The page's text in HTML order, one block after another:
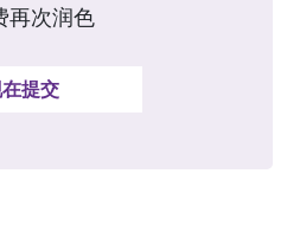
再次润色
提交